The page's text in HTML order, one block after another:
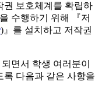
권 보호체계를 확립하
수행하기 위해 『저
)』를 설치하고 저작권
면서 학생 여러분이
록 다음과 같은 사항을